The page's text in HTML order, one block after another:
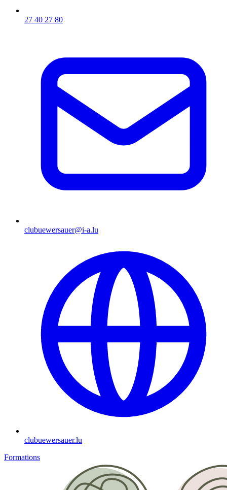
27 40 27 80
clubuewersauer@i-a.lu
clubuewersauer.lu
Formations